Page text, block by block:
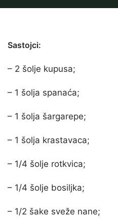
Sastojci:
– 2 šolje kupusa;
– 1 šolja spanaća;
– 1 šolja šargarepe;
– 1 šolja krastavaca;
– 1/4 šolje rotkvica;
– 1/4 šolje bosiljka;
– 1/2 šake sveže nane;